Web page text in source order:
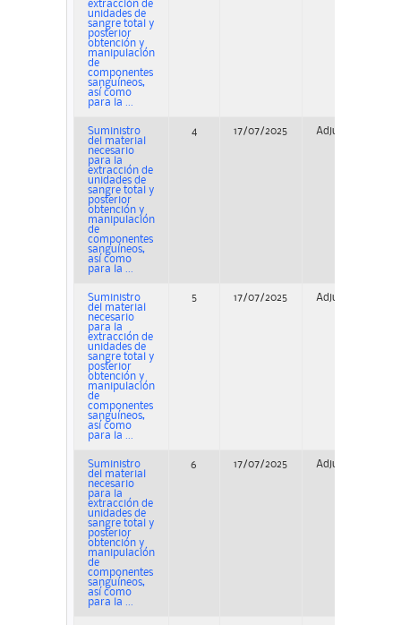
extracción de
unidades de
sangre total y
posterior
obtención y
manipulación
de
componentes
sanguíneos,
así como
para la ...
Suministro
del material
necesario
para la
extracción de
unidades de
sangre total y
posterior
obtención y
manipulación
de
componentes
sanguíneos,
así como
para la ...
4 17/07/2025 Adjudicación
Suministro
del material
necesario
para la
extracción de
unidades de
sangre total y
posterior
obtención y
manipulación
de
componentes
sanguíneos,
así como
para la ...
5 17/07/2025 Adjudicación
Suministro
del material
necesario
para la
extracción de
unidades de
sangre total y
posterior
obtención y
manipulación
de
componentes
sanguíneos,
así como
para la ...
6 17/07/2025 Adjudicación